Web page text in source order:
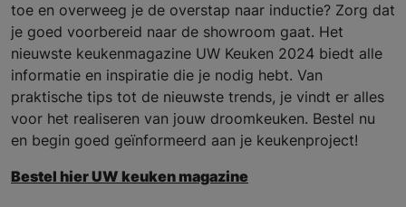
toe en overweeg je de overstap naar inductie? Zorg dat
je goed voorbereid naar de showroom gaat. Het
nieuwste keukenmagazine UW Keuken 2024 biedt alle
informatie en inspiratie die je nodig hebt. Van
praktische tips tot de nieuwste trends, je vindt er alles
voor het realiseren van jouw droomkeuken. Bestel nu
en begin goed geïnformeerd aan je keukenproject!
Bestel hier UW keuken magazine